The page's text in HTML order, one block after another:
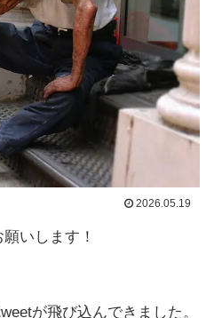
2026.05.19
いします！
が飛び込んできました。